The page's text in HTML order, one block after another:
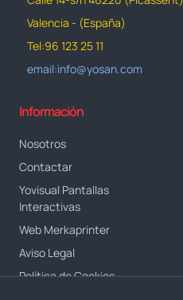
Valencia - (España)
Tel:96 123 25 11
email:info@yosan.com
Información
Nosotros
Contactar
Yovisual Pantallas
Interactivas
Web Merkaprinter
Aviso Legal
Política de Cookies